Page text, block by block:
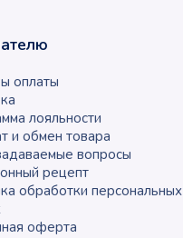
оплаты
лояльности
и обмен товара
вопросы
рецепт
обработки персональных
оферта